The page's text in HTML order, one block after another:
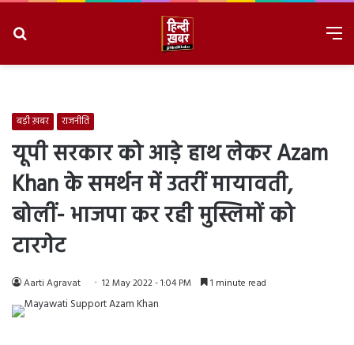
बड़ी ख़बर राजनीति
यूपी सरकार को आड़े हाथ लेकर Azam
Khan के समर्थन में उतरीं मायावती,
बोलीं- भाजपा कर रही मुस्लिमों को
टारगेट
Aarti Agravat 12 May 2022 - 1:04 PM 1 minute read